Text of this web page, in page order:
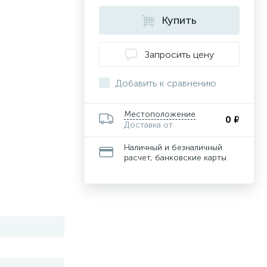
Купить
Запросить цену
Добавить к сравнению
Местоположение
Доставка от
0 ₽
Наличный и безналичный
расчет, банковские карты